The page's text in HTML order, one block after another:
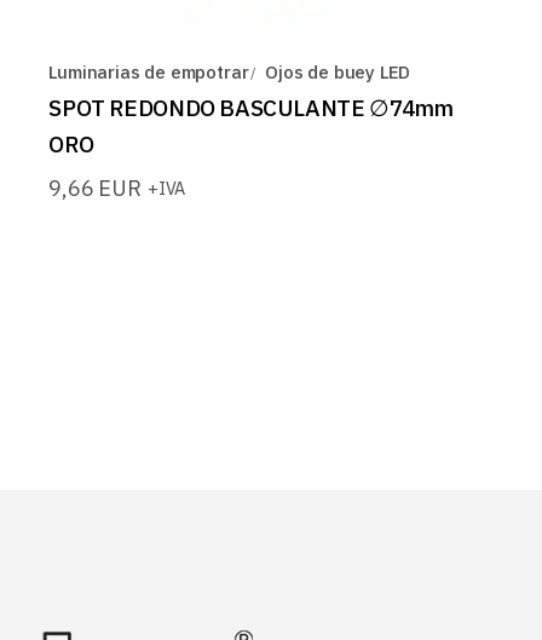
Luminarias de empotrar Ojos de buey LED
SPOT REDONDO BASCULANTE ∅74mm
ORO
9,66 EUR +IVA